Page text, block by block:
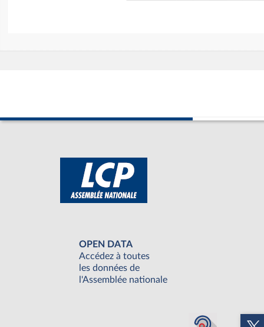
OPEN DATA
Accédez à toutes
les données de
l'Assemblée nationale